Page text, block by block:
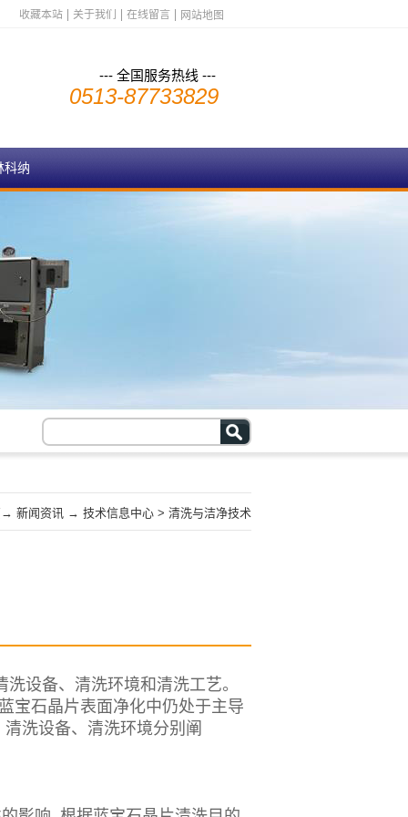
收藏本站 关于我们 在线留言 网站地图
--- 全国服务热线 ---
0513-87733829
科纳
→ 新闻资讯 → 技术信息中心 > 清洗与洁净技术
备、清洗环境和清洗工艺。
宝石晶片表面净化中仍处于主导
洗设备、清洗环境分别阐